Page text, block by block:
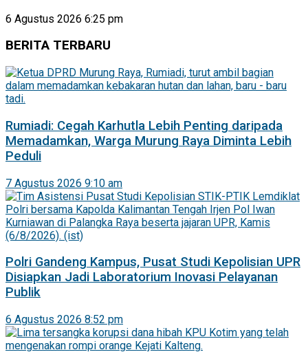
6 Agustus 2026 6:25 pm
BERITA TERBARU
Rumiadi: Cegah Karhutla Lebih Penting daripada
Memadamkan, Warga Murung Raya Diminta Lebih
Peduli
7 Agustus 2026 9:10 am
Polri Gandeng Kampus, Pusat Studi Kepolisian UPR
Disiapkan Jadi Laboratorium Inovasi Pelayanan
Publik
6 Agustus 2026 8:52 pm